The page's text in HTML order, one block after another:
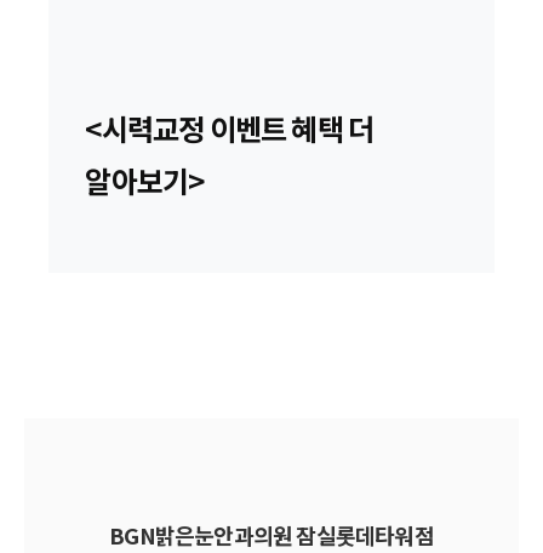
<시력교정 이벤트 혜택 더
알아보기>
BGN밝은눈안과의원 잠실롯데타워점